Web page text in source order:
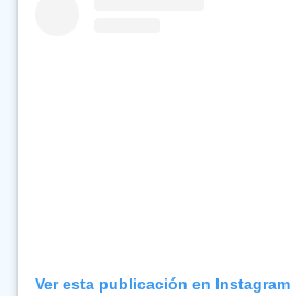
Ver esta publicación en Instagram